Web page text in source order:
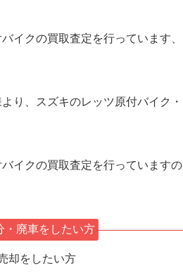
イクの買取査定を行っています
り、スズキのレッツ原付バイク
イクの買取査定を行っていますの
・廃車をしたい方
却をしたい方